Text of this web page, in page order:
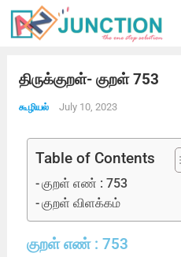
திருக்குறள்- குறள் 753
கூழியல் July 10, 2023
Table of Contents
குறள் எண் : 753
குறள் விளக்கம்
குறள் எண் : 753